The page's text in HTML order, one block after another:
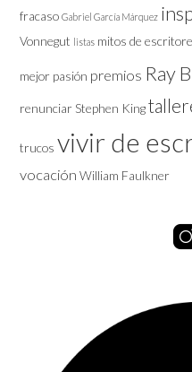
fracaso Gabriel García Márquez
Vonnegut listas mitos de
mejor pasión premios Ray
renunciar Stephen King
trucos vivir de
vocación William Faulkner